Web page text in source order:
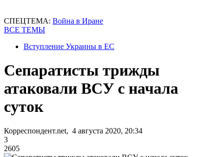
СПЕЦТЕМА: Война в Иране
ВСЕ ТЕМЫ
Вступление Украины в ЕС
Сепаратисты трижды
атаковали ВСУ с начала
суток
Корреспондент.net, 4 августа 2020, 20:34
3
2605